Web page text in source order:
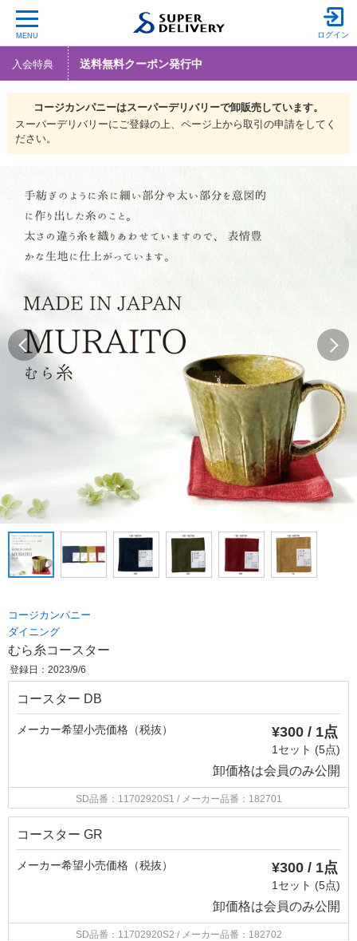
MENU ログイン
入会特典 送料無料クーポン発行中
コージカンパニーはスーパーデリバリーで卸販売しています。
スーパーデリバリーにご登録の上、ページ上から取引の申請をしてく
ださい。
コージカンパニー
ダイニング
むら糸コースター
登録日：2023/9/6
コースター DB
メーカー希望小売価格（税抜） ¥300 / 1点
1セット (5点)
卸価格は会員のみ公開
SD品番：11702920S1 / メーカー品番：182701
コースター GR
メーカー希望小売価格（税抜） ¥300 / 1点
1セット (5点)
卸価格は会員のみ公開
SD品番：11702920S2 / メーカー品番：182702